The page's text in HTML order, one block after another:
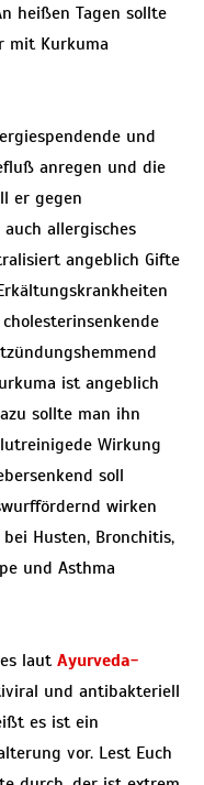
heißen Tagen sollte
mit Kurkuma
und
anregen und die
er gegen
allergisches
angeblich Gifte
ist angeblich
sollte man ihn
Wirkung
soll
wirken
Husten, Bronchitis,
und Asthma
laut Ayurveda-
und antibakteriell
es ist ein
vor. Lest Euch